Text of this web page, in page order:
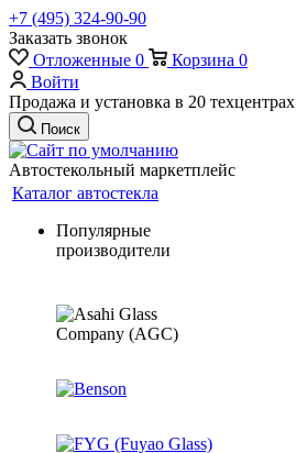
+7 (495) 324-90-90
Заказать звонок
Отложенные 0 Корзина 0
Войти
Продажа и установка в 20 техцентрах
Поиск
Автостекольный маркетплейс
Каталог автостекла
Популярные
производители